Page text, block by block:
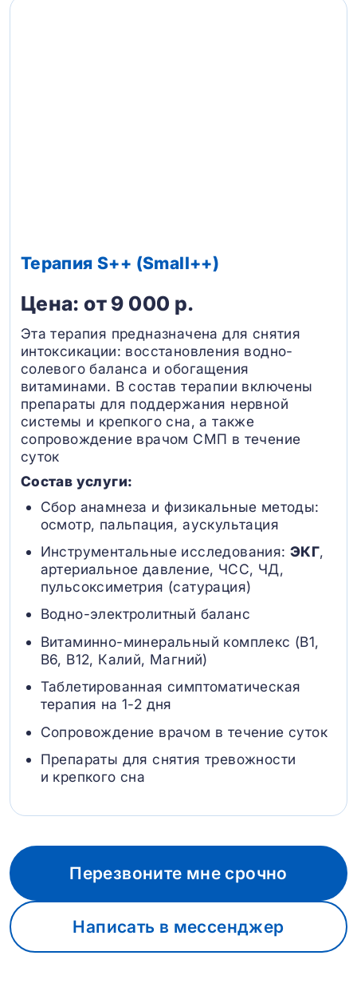
Терапия S++ (Small++)
Цена: от 9 000 р.
Эта терапия предназначена для снятия
интоксикации: восстановления водно-
солевого баланса и обогащения
витаминами. В состав терапии включены
препараты для поддержания нервной
системы и крепкого сна, а также
сопровождение врачом СМП в течение
суток
Состав услуги:
Сбор анамнеза и физикальные методы:
осмотр, пальпация, аускультация
Инструментальные исследования: ЭКГ,
артериальное давление, ЧСС, ЧД,
пульсоксиметрия (сатурация)
Водно-электролитный баланс
Витаминно-минеральный комплекс (B1,
B6, В12, Калий, Магний)
Таблетированная симптоматическая
терапия на 1-2 дня
Сопровождение врачом в течение суток
Препараты для снятия тревожности
и крепкого сна
Перезвоните мне срочно
Написать в мессенджер